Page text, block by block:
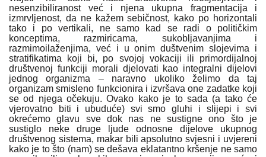
nesenzibiliranost već i njena ukupna fragmentacija i
izmrvljenost, da ne kažem sebičnost, kako po horizontali
tako i po vertikali, ne samo kad se radi o političkim
konceptima, razmiricama, sukobljavanjima i
razmimoilaženjima, već i u onim duštvenim slojevima i
stratifikatima koji bi, po svojoj vokaciji ili primordijalnoj
društvenoj funkciji morali djelovati kao integralni dijelovi
jednog organizma – naravno ukoliko želimo da taj
organizam smisleno funkcionira i izvršava one zadatke koji
se od njega očekuju. Ovako kako je to sada (a tako će
vjerovatno biti i ubuduće) svi smo gluhi i slijepi i svi
okrećemo glavu sve dok nas ne sustigne ono što je
sustiglo neke druge ljude odnosne dijelove ukupnog
društvenog sistema, makar bili apsolutno svjesni i uvjereni
kako je to što (nam) se dešava eklatantno kršenje ne samo